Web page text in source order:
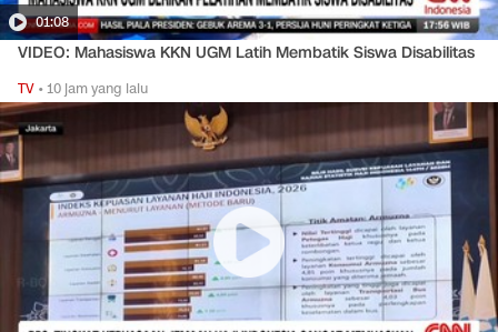
01:08
VIDEO: Mahasiswa KKN UGM Latih Membatik Siswa Disabilitas
TV •10 jam yang lalu